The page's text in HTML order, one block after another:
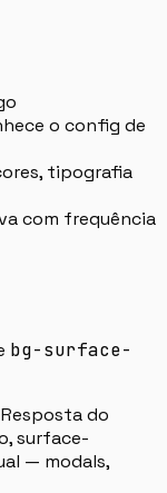
o config de
tipografia
com frequência
bg-surface-
Resposta do
surface-
— modals,